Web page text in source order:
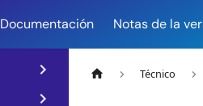
Documentación Notas de la
Técnico